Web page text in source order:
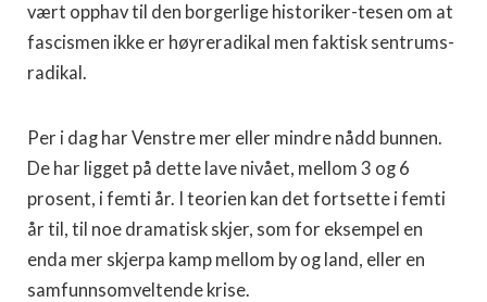
vært opphav til den borgerlige historiker-tesen om at
fascismen ikke er høyreradikal men faktisk sentrums-
radikal.
Per i dag har Venstre mer eller mindre nådd bunnen.
De har ligget på dette lave nivået, mellom 3 og 6
prosent, i femti år. I teorien kan det fortsette i femti
år til, til noe dramatisk skjer, som for eksempel en
enda mer skjerpa kamp mellom by og land, eller en
samfunnsomveltende krise.